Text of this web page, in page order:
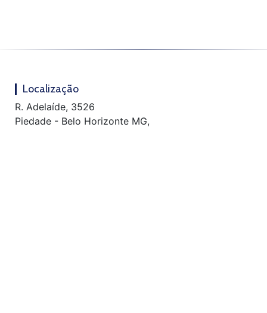
Localização
R. Adelaíde, 3526
Piedade - Belo Horizonte MG,